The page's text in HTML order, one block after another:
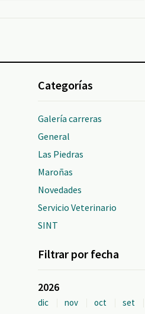
Categorías
Galería carreras
General
Las Piedras
Maroñas
Novedades
Servicio Veterinario
SINT
Filtrar por fecha
2026
dic nov oct set